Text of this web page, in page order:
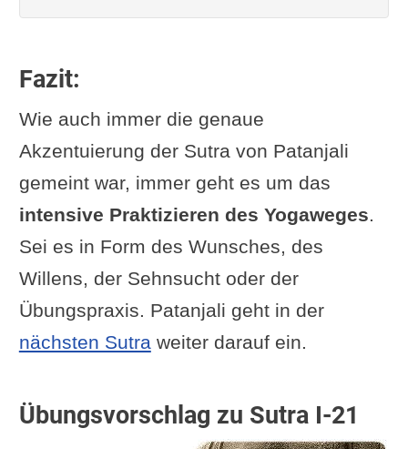
Fazit:
Wie auch immer die genaue
Akzentuierung der Sutra von Patanjali
gemeint war, immer geht es um das
intensive Praktizieren des Yogaweges.
Sei es in Form des Wunsches, des
Willens, der Sehnsucht oder der
Übungspraxis. Patanjali geht in der
nächsten Sutraweiter darauf ein.
Übungsvorschlag zu Sutra I-21